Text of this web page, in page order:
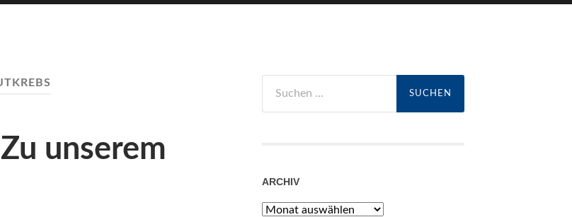
unserem
nach:
ARCHIV
Archiv